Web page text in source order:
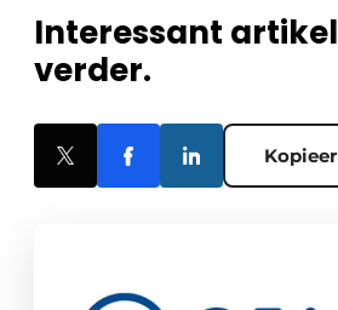
Interessant
verder.
Kopieer